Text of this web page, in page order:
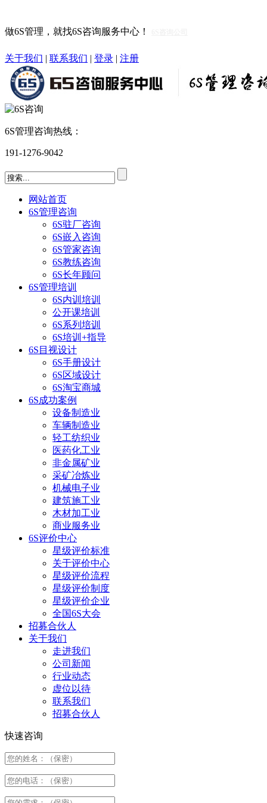
做6S管理，就找6S咨询服务中心！
关于我们 | 联系我们 | 登录 | 注册
6S管理咨询热线：
191-1276-9042
网站首页
6S管理咨询
6S驻厂咨询
6S嵌入咨询
6S管家咨询
6S教练咨询
6S长年顾问
6S管理培训
6S内训培训
公开课培训
6S系列培训
6S培训+指导
6S目视设计
6S手册设计
6S区域设计
6S淘宝商城
6S成功案例
设备制造业
车辆制造业
轻工纺织业
医药化工业
非金属矿业
采矿冶炼业
机械电子业
建筑施工业
木材加工业
商业服务业
6S评价中心
星级评价标准
关于评价中心
星级评价流程
星级评价制度
星级评价企业
全国6S大会
招募合伙人
关于我们
走进我们
公司新闻
行业动态
虚位以待
联系我们
招募合伙人
快速咨询